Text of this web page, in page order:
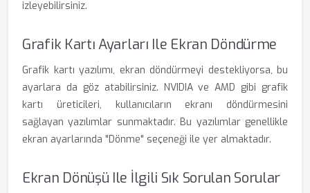
izleyebilirsiniz.
Grafik Kartı Ayarları Ile Ekran Döndürme
Grafik kartı yazılımı, ekran döndürmeyi destekliyorsa, bu
ayarlara da göz atabilirsiniz. NVIDIA ve AMD gibi grafik
kartı üreticileri, kullanıcıların ekranı döndürmesini
sağlayan yazılımlar sunmaktadır. Bu yazılımlar genellikle
ekran ayarlarında "Dönme" seçeneği ile yer almaktadır.
Ekran Dönüşü Ile İlgili Sık Sorulan Sorular